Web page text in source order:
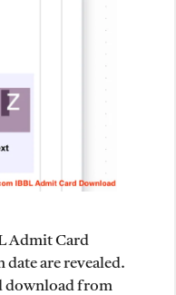
Admit Card
date are revealed.
download from